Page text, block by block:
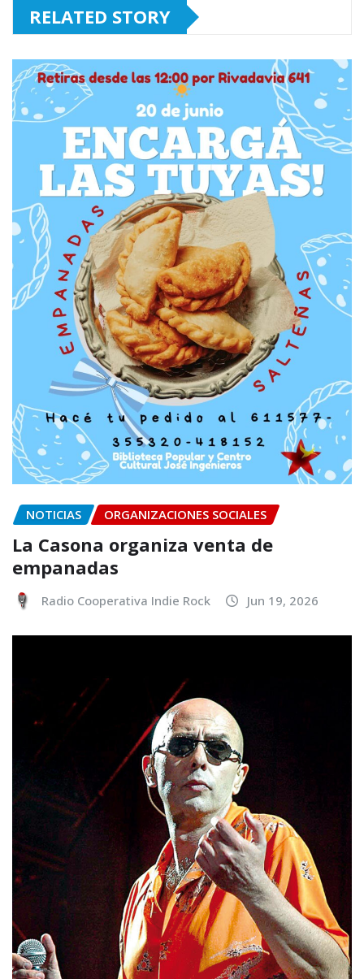
RELATED STORY
NOTICIAS ORGANIZACIONES SOCIALES
La Casona organiza venta de
empanadas
Radio Cooperativa Indie Rock Jun 19, 2026